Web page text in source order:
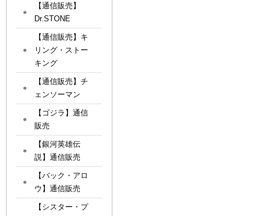
【通信販売】
Dr.STONE
【通信販売】キ
リング・ストー
キング
【通信販売】チ
ェンソーマン
【ゴジラ】通信
販売
【銀河英雄伝
説】通信販売
【バック・アロ
ウ】通信販売
【シスター・プ